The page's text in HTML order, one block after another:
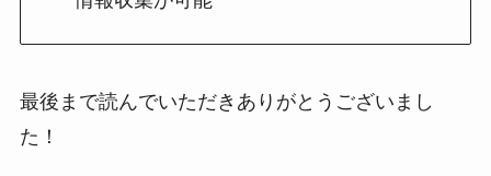
最後まで読んでいただきありがとうございまし
た！